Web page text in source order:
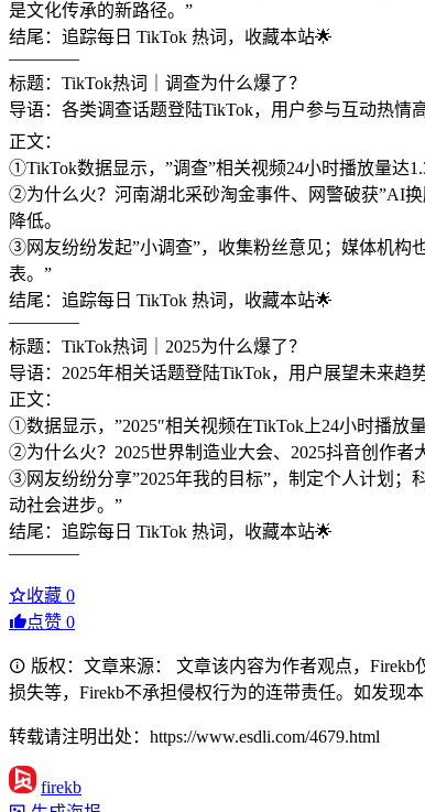
是文化传承的新路径。”
结尾：追踪每日 TikTok 热词，收藏本站🌟
————
标题：TikTok热词｜调查为什么爆了？
导语：各类调查话题登陆TikTok，用户参与互动热情
正文：
①TikTok数据显示，”调查”相关视频24小时播放量达
②为什么火？河南湖北采砂淘金事件、网警破获”AI
降低。
③网友纷纷发起”小调查”，收集粉丝意见；媒体机构
表。”
结尾：追踪每日 TikTok 热词，收藏本站🌟
————
标题：TikTok热词｜2025为什么爆了？
导语：2025年相关话题登陆TikTok，用户展望未来趋
正文：
①数据显示，”2025″相关视频在TikTok上24小时播放
②为什么火？2025世界制造业大会、2025抖音创作者
③网友纷纷分享”2025年我的目标”，制定个人计划；
动社会进步。”
结尾：追踪每日 TikTok 热词，收藏本站🌟
————
收藏 0
点赞 0
版权：文章来源： 文章该内容为作者观点，
损失等，Firekb不承担侵权行为的连带责任。如发现
转载请注明出处：https://www.esdli.com/4679.html
firekb